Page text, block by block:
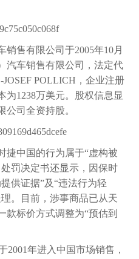
售有限公司于2005年10月
汽车销售有限公司，法定代
POLLICH，企业注册
为1238万美元。股权信息显
公司全资持股。
捷中国的行为属于“虚构被
罚决定书还显示，因保时
供证据”及“违法行为轻
。目前，涉事商品已从天
款标价方式调整为“预估到
2001年进入中国市场销售，